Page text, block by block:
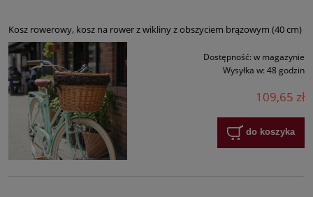
Kosz rowerowy, kosz na rower z wikliny z obszyciem brązowym (40 cm)
Dostępność: w magazynie
Wysyłka w: 48 godzin
109,65 zł
do koszyka